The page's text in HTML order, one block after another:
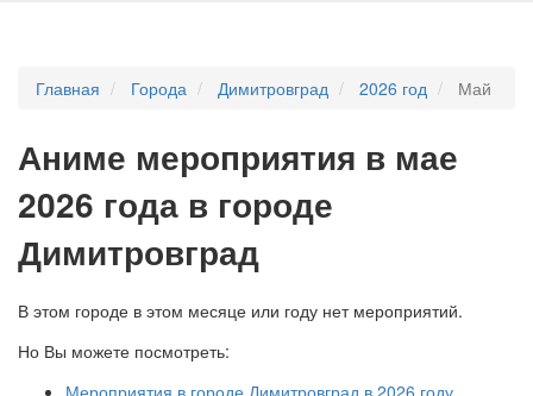
Главная Города Димитровград 2026 год Май
Аниме мероприятия в мае
2026 года в городе
Димитровград
В этом городе в этом месяце или году нет мероприятий.
Но Вы можете посмотреть: